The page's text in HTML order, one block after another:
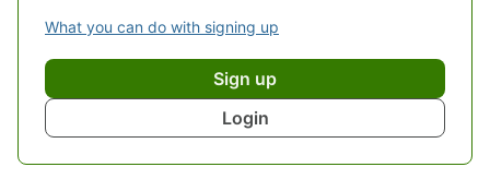
What you can do with signing up
Sign up
Login